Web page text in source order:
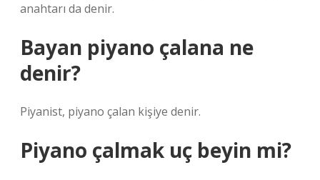
anahtarı da denir.
Bayan piyano çalana ne
denir?
Piyanist, piyano çalan kişiye denir.
Piyano çalmak uç beyin mi?